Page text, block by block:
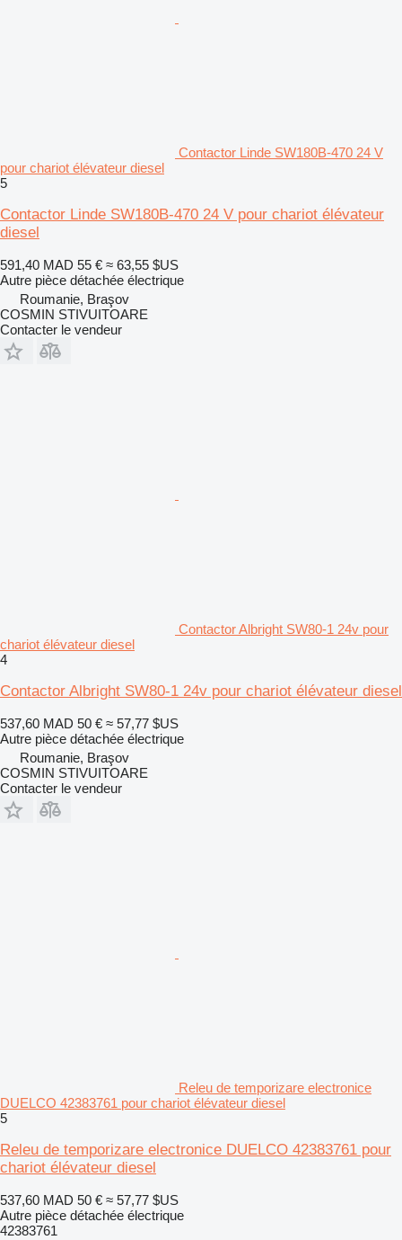
Contactor Linde SW180B-470 24 V
pour chariot élévateur diesel
5
Contactor Linde SW180B-470 24 V pour chariot élévateur
diesel
591,40 MAD 55 € ≈ 63,55 $US
Autre pièce détachée électrique
Roumanie, Braşov
COSMIN STIVUITOARE
Contacter le vendeur
Contactor Albright SW80-1 24v pour
chariot élévateur diesel
4
Contactor Albright SW80-1 24v pour chariot élévateur diesel
537,60 MAD 50 € ≈ 57,77 $US
Autre pièce détachée électrique
Roumanie, Braşov
COSMIN STIVUITOARE
Contacter le vendeur
Releu de temporizare electronice
DUELCO 42383761 pour chariot élévateur diesel
5
Releu de temporizare electronice DUELCO 42383761 pour
chariot élévateur diesel
537,60 MAD 50 € ≈ 57,77 $US
Autre pièce détachée électrique
42383761